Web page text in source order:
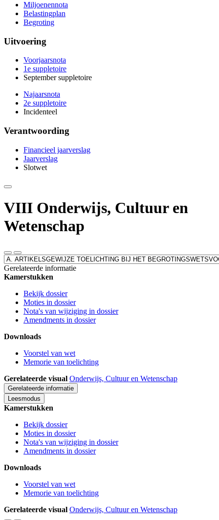
Miljoenennota
Belastingplan
Begroting
Uitvoering
Voorjaarsnota
1e suppletoire
September suppletoire
Najaarsnota
2e suppletoire
Incidenteel
Verantwoording
Financieel jaarverslag
Jaarverslag
Slotwet
Deze
e-
mailen
VIII Onderwijs, Cultuur en
Wetenschap
Leesmodus
Toon
gerelateerde
informatie
Direct
naar
Gerelateerde informatie
Kamerstukken
Bekijk dossier
Moties in dossier
Nota's van wijziging in dossier
Amendments in dossier
Downloads
Voorstel van wet
Memorie van toelichting
Gerelateerde visual Onderwijs, Cultuur en Wetenschap
Gerelateerde informatie
Leesmodus
Kamerstukken
Bekijk dossier
Moties in dossier
Nota's van wijziging in dossier
Amendments in dossier
Downloads
Voorstel van wet
Memorie van toelichting
Gerelateerde visual Onderwijs, Cultuur en Wetenschap